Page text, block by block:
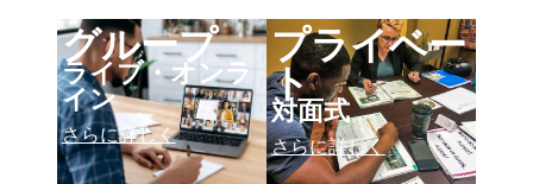
グループ
ライブ・オンラ
イン
さらに詳しく
プライベー
ト
対面式
さらに詳しく